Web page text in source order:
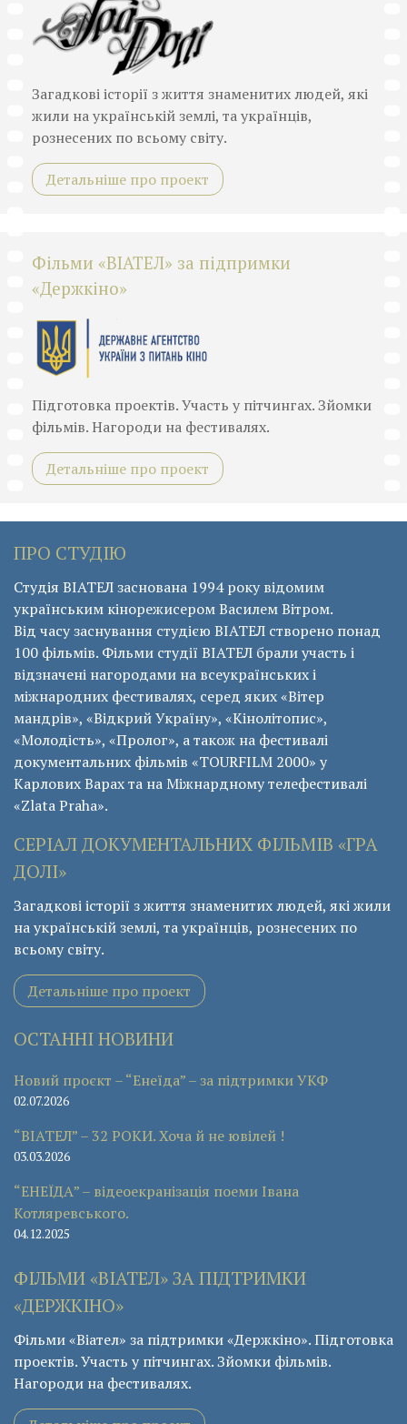
Загадкові історії з життя знаменитих людей, які
жили на українській землі, та українців,
рознесених по всьому світу.
Детальніше про проект
Фільми «ВІАТЕЛ» за підпримки
«Держкіно»
Підготовка проектів. Участь у пітчингах. Зйомки
фільмів. Нагороди на фестивалях.
Детальніше про проект
ПРО СТУДІЮ
Студія ВІАТЕЛ заснована 1994 року відомим
українським кінорежисером Василем Вітром.
Від часу заснування студією ВІАТЕЛ створено понад
100 фільмів. Фільми студії ВІАТЕЛ брали участь і
відзначені нагородами на всеукраїнських і
міжнародних фестивалях, серед яких «Вітер
мандрів», «Відкрий Україну», «Кінолітопис»,
«Молодість», «Пролог», а також на фестивалі
документальних фільмів «ТОURFILM 2000» у
Карлових Варах та на Міжнардному телефестивалі
«Zlata Praha».
СЕРІАЛ ДОКУМЕНТАЛЬНИХ ФІЛЬМІВ «ГРА
ДОЛІ»
Загадкові історії з життя знаменитих людей, які жили
на українській землі, та українців, рознесених по
всьому світу.
Детальніше про проект
ОСТАННІ НОВИНИ
Новий проєкт – “Енеїда” – за підтримки УКФ
02.07.2026
“ВІАТЕЛ” – 32 РОКИ. Хоча й не ювілей !
03.03.2026
“ЕНЕЇДА” – відеоекранізація поеми Івана
Котляревського.
04.12.2025
ФІЛЬМИ «ВІАТЕЛ» ЗА ПІДТРИМКИ
«ДЕРЖКІНО»
Фільми «Віател» за підтримки «Держкіно». Підготовка
проектів. Участь у пітчингах. Зйомки фільмів.
Нагороди на фестивалях.